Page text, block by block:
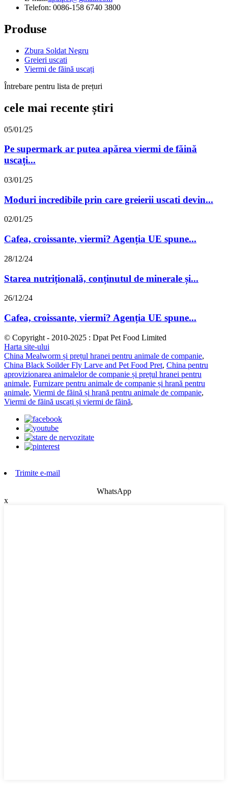
Telefon: 0086-158 6740 3800
Produse
Zbura Soldat Negru
Greieri uscati
Viermi de făină uscați
Întrebare pentru lista de prețuri
cele mai recente știri
05/01/25
Pe supermark ar putea apărea viermi de făină
uscați...
03/01/25
Moduri incredibile prin care greierii uscati devin...
02/01/25
Cafea, croissante, viermi? Agenția UE spune...
28/12/24
Starea nutrițională, conținutul de minerale și...
26/12/24
Cafea, croissante, viermi? Agenția UE spune...
© Copyright - 2010-2025 : Dpat Pet Food Limited
Harta site-ului
China Mealworm și prețul hranei pentru animale de companie,
China Black Soilder Fly Larve and Pet Food Pret, China pentru
aprovizionarea animalelor de companie și prețul hranei pentru
animale, Furnizare pentru animale de companie și hrană pentru
animale, Viermi de făină și hrană pentru animale de companie,
Viermi de făină uscați și viermi de făină,
Trimite e-mail
WhatsApp
x